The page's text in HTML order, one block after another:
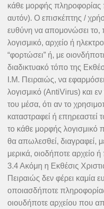
κάθε μορφής πληροφορίας
αυτόν). Ο επισκέπτης /
ευθύνη να απομονώσει
λογισμικό, αρχείο ή
“φορτώσει” ή, με
διαδικτυακό τόπο της
Ι.Μ. Πειραιώς, να
λογισμικό (AntiVirus) και εν
του μέσα, ότι αν το
καταστραφεί ή επηρεαστεί
το κάθε μορφής λογισμικό
θα απωλεσθεί, διαγραφεί,
μερικά, οιοδήποτε αρχείο
3.4 Ακόμη η Εκθέσις
Πειραιώς δεν φέρει καμία
οποιασδήποτε
οιουδήποτε αρχείου που